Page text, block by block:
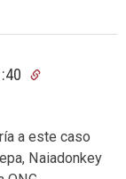
a este caso
Naiadonkey